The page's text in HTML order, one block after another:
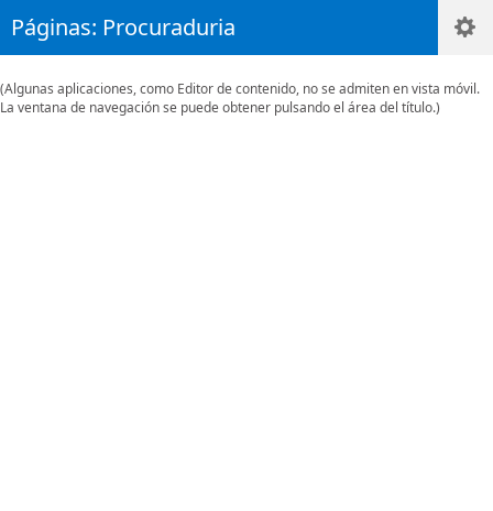
Páginas: Procuraduria
(Algunas aplicaciones, como Editor de contenido, no se admiten en vista móvil.
La ventana de navegación se puede obtener pulsando el área del título.)